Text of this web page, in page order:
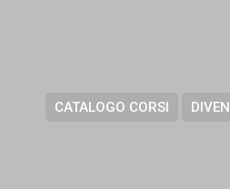
CATALOGO CORSI